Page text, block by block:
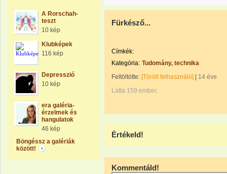
A Rorschah-
teszt
10 kép
Klubképek
116 kép
Depresszió
10 kép
era galéria-
érzelmek és
hangulatok
46 kép
Böngéssz a galériák
között!
Fürkésző...
Címkék:
Kategória: Tudomány, technika
Feltöltötte: [Törölt felhasználó]
14 éve
Látta 159 ember.
Értékeld!
Kommentáld!